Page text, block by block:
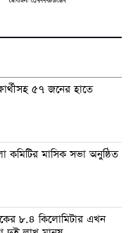
৫৭ জনের হাতে
মাসিক সভা অনুষ্ঠিত
৮.৪ কিলোমিটার এখন